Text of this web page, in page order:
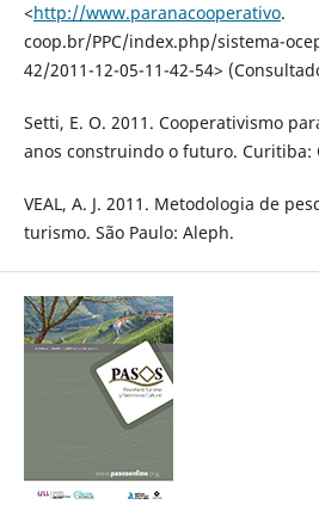
<http://www.paranacooperativo.
coop.br/PPC/index.php/sistema-
42/2011-12-05-11-42-54>
Setti, E. O. 2011. Cooperativismo
anos construindo o futuro. Curitiba:
VEAL, A. J. 2011. Metodologia de
turismo. São Paulo: Aleph.